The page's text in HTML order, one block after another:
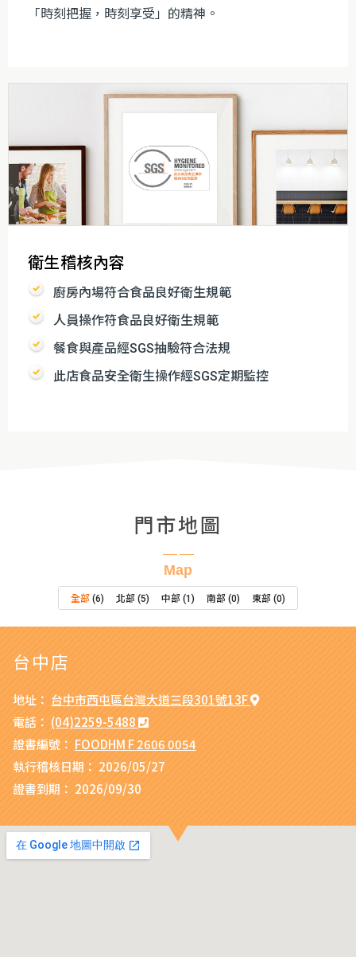
「時刻把握，時刻享受」的精神。
衛生稽核內容
廚房內場符合食品良好衛生規範
人員操作符食品良好衛生規範
餐食與產品經SGS抽驗符合法規
此店食品安全衛生操作經SGS定期監控
門市地圖
Map
全部 (6) 北部 (5) 中部 (1) 南部 (0) 東部 (0)
台中店
地址： 台中市西屯區台灣大道三段301號13F
電話： (04)2259-5488
證書編號： FOODHM F 2606 0054
執行稽核日期： 2026/05/27
證書到期： 2026/09/30